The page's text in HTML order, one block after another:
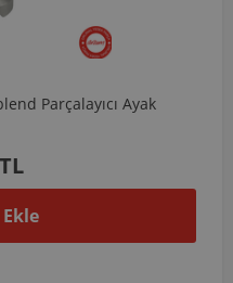
Parçalayıcı Ayak